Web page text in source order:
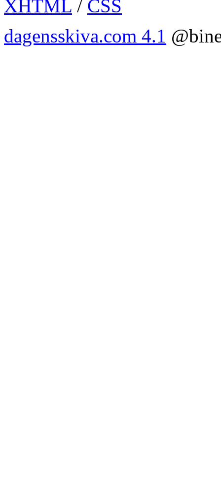
XHTML / CSS
dagensskiva.com 4.1